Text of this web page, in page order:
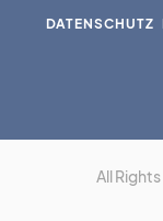
DATENSCHUTZ
All